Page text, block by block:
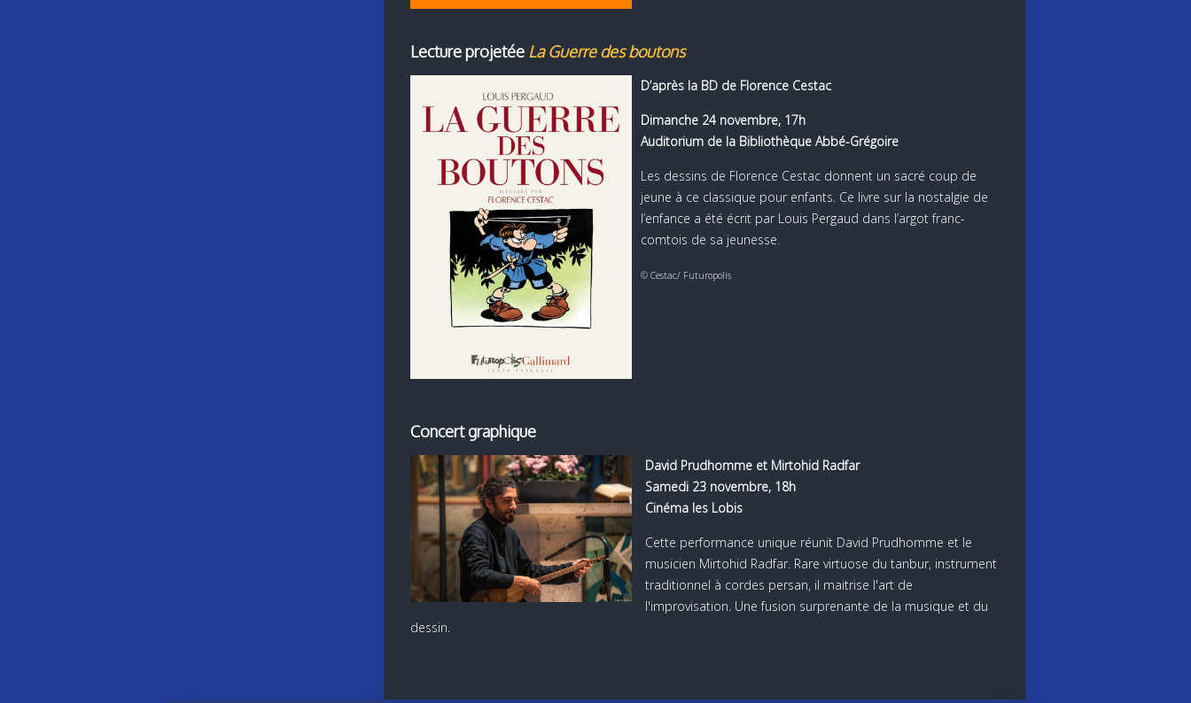
Lecture projetée La Guerre des boutons
D’après la BD de Florence Cestac
Dimanche 24 novembre, 17h
Auditorium de la Bibliothèque Abbé-Grégoire
Les dessins de Florence Cestac donnent un sacré coup de
jeune à ce classique pour enfants. Ce livre sur la nostalgie de
l’enfance a été écrit par Louis Pergaud dans l’argot franc-
comtois de sa jeunesse.
© Cestac/ Futuropolis
Concert graphique
David Prudhomme et Mirtohid Radfar
Samedi 23 novembre, 18h
Cinéma les Lobis
Cette performance unique réunit David Prudhomme et le
musicien Mirtohid Radfar. Rare virtuose du tanbur, instrument
traditionnel à cordes persan, il maitrise l'art de
l'improvisation. Une fusion surprenante de la musique et du
dessin.